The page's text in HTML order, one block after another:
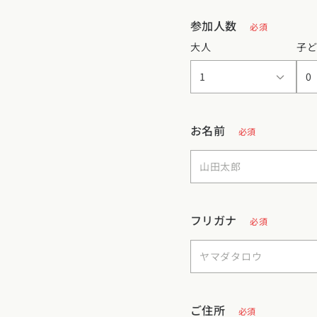
参加人数 必須
大人 子
お名前 必須
フリガナ 必須
ご住所 必須